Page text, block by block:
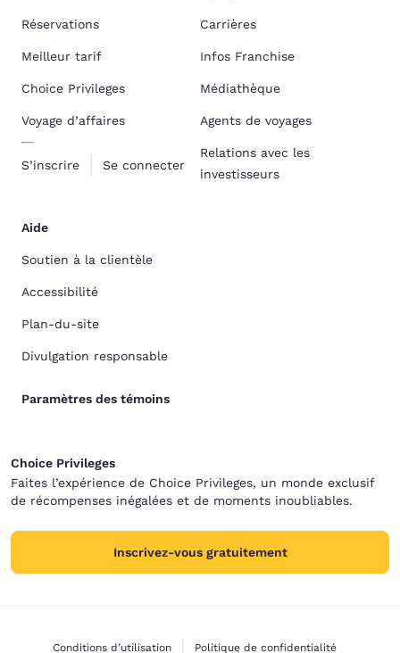
Réservations
Meilleur tarif
Choice Privileges
Voyage d’affaires
S’inscrire Se connecter
Carrières
Infos Franchise
Médiathèque
Agents de voyages
Relations avec les
investisseurs
Aide
Soutien à la clientèle
Accessibilité
Plan-du-site
Divulgation responsable
Paramètres des témoins
Choice Privileges
Faites l’expérience de Choice Privileges, un monde exclusif
de récompenses inégalées et de moments inoubliables.
Inscrivez-vous gratuitement
Conditions d’utilisation Politique de confidentialité